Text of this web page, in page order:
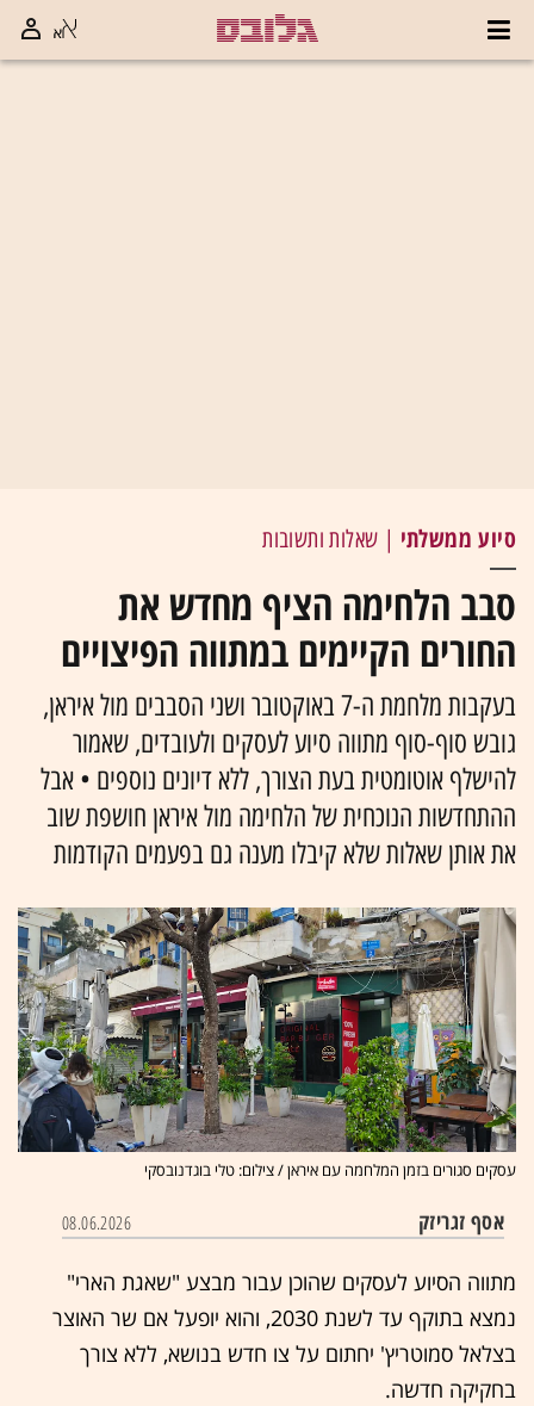
סיוע ממשלתי | שאלות ותשובות
סבב הלחימה הציף מחדש את
החורים הקיימים במתווה הפיצויים
בעקבות מלחמת ה-7 באוקטובר ושני הסבבים מול איראן,
גובש סוף-סוף מתווה סיוע לעסקים ולעובדים, שאמור
להישלף אוטומטית בעת הצורך, ללא דיונים נוספים • אבל
ההתחדשות הנוכחית של הלחימה מול איראן חושפת שוב
את אותן שאלות שלא קיבלו מענה גם בפעמים הקודמות
עסקים סגורים בזמן המלחמה עם איראן / צילום: טלי בוגדנובסקי
אסף זגריזק 08.06.2026
מתווה הסיוע לעסקים שהוכן עבור מבצע "שאגת הארי"
נמצא בתוקף עד לשנת 2030, והוא יופעל אם שר האוצר
בצלאל סמוטריץ' יחתום על צו חדש בנושא, ללא צורך
בחקיקה חדשה.